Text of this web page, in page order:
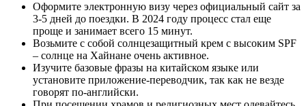
Оформите электронную визу через официальный сайт за
3-5 дней до поездки. В 2024 году процесс стал еще
проще и занимает всего 15 минут.
Возьмите с собой солнцезащитный крем с высоким SPF
– солнце на Хайнане очень активное.
Изучите базовые фразы на китайском языке или
установите приложение-переводчик, так как не везде
говорят по-английски.